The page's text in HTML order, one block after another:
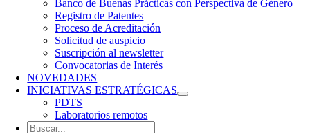
Banco de Buenas Prácticas con Perspectiva de Género
Registro de Patentes
Proceso de Acreditación
Solicitud de auspicio
Suscripción al newsletter
Convocatorias de Interés
NOVEDADES
INICIATIVAS ESTRATÉGICAS
PDTS
Laboratorios remotos
Buscar: